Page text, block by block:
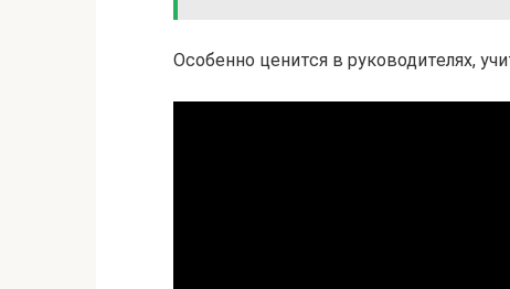
Особенно ценится в руководителях,